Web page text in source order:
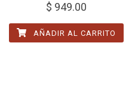
$ 949.00
AÑADIR AL CARRITO